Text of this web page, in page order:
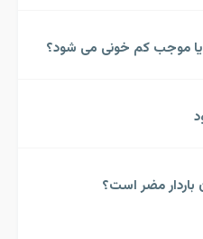
یا موجب کم خونی می شود؟
باردار مضر است؟